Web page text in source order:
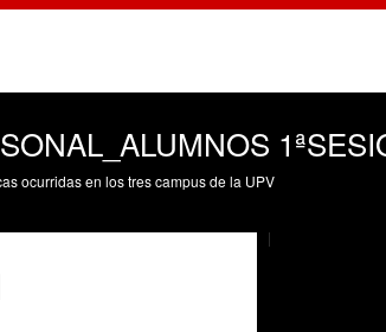
ocurridas en los tres campus de la UPV